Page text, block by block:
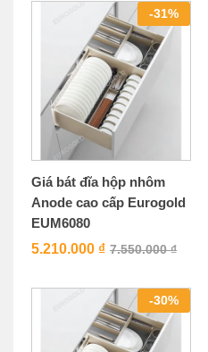
-31%
Giá bát đĩa hộp nhôm
Anode cao cấp Eurogold
EUM6080
5.210.000 ₫ 7.550.000₫
-30%